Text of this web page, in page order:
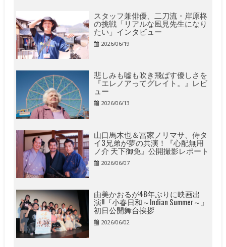
スタッフ兼俳優、二刀流・岸原柊
の挑戦「リアルな風見先生になり
たい」インタビュー
2026/06/19
悲しみも嘘も吹き飛ばす優しさを
『エレノアってグレイト。』レビ
ュー
2026/06/13
山口馬木也＆冨家ノリマサ、侍タ
イ3兄弟が夢の共演！『心配無用
ノ介 天下御免』公開撮影レポート
2026/06/07
由美かおるが48年ぶりに映画出
演!!『小春日和～Indian Summer～』
初日公開舞台挨拶
2026/06/02